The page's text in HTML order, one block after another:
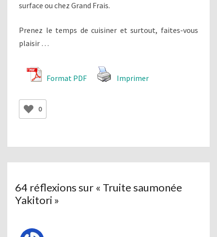
surface ou chez Grand Frais.
Prenez le temps de cuisiner et surtout, faites-vous
plaisir …
Format PDF Imprimer
0
64 réflexions sur « Truite saumonée
Yakitori »